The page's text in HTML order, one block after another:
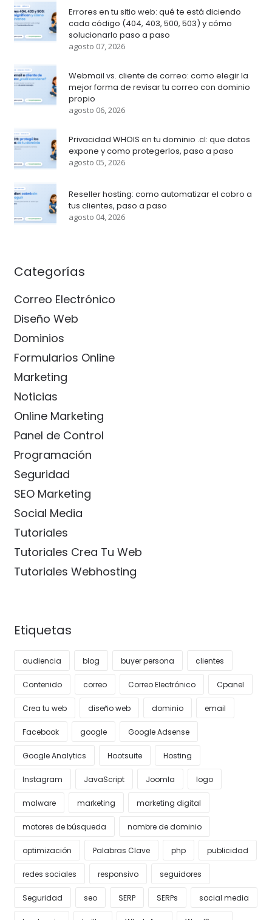
Errores en tu sitio web: qué te está diciendo
cada código (404, 403, 500, 503) y cómo
solucionarlo paso a paso
agosto 07, 2026
Webmail vs. cliente de correo: como elegir la
mejor forma de revisar tu correo con dominio
propio
agosto 06, 2026
Privacidad WHOIS en tu dominio .cl: que datos
expone y como protegerlos, paso a paso
agosto 05, 2026
Reseller hosting: como automatizar el cobro a
tus clientes, paso a paso
agosto 04, 2026
Categorías
Correo Electrónico
Diseño Web
Dominios
Formularios Online
Marketing
Noticias
Online Marketing
Panel de Control
Programación
Seguridad
SEO Marketing
Social Media
Tutoriales
Tutoriales Crea Tu Web
Tutoriales Webhosting
Etiquetas
audiencia blog buyer persona clientes
Contenido correo Correo Electrónico Cpanel
Crea tu web diseño web dominio email
Facebook google Google Adsense
Google Analytics Hootsuite Hosting
Instagram JavaScript Joomla logo
malware marketing marketing digital
motores de búsqueda nombre de dominio
optimización Palabras Clave php publicidad
redes sociales responsivo seguidores
Seguridad seo SERP SERPs social media